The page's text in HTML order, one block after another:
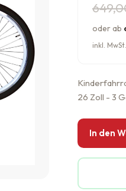
oder ab
inkl.
26 Zoll - 3
In den